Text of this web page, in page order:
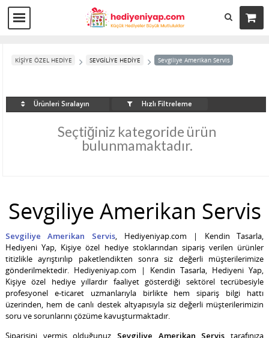
KİŞİYE ÖZEL HEDİYE SEVGİLİYE HEDİYE Sevgiliye Amerikan Servis
Ürünleri Sıralayın Hızlı Filtreleme
Seçtiğiniz kategoride ürün
bulunmamaktadır.
Sevgiliye Amerikan Servis
Sevgiliye Amerikan Servis, Hediyeniyap.com | Kendin Tasarla,
Hediyeni Yap, Kişiye özel hediye stoklarından sipariş verilen ürünler
titizlikle ayrıştırılıp paketlendikten sonra siz değerli müşterilerimize
gönderilmektedir. Hediyeniyap.com | Kendin Tasarla, Hediyeni Yap,
Kişiye özel hediye yıllardır faaliyet gösterdiği sektörel tecrübesiyle
profesyonel e-ticaret uzmanlarıyla birlikte hem sipariş bilgi hattı
üzerinden, hem de canlı destek altyapısıyla siz değerli müşterilerimizin
soru ve sorunlarını çözüme kavuşturmaktadır.
Siparişini vermiş olduğunuz Sevgiliye Amerikan Servis tarafınıza